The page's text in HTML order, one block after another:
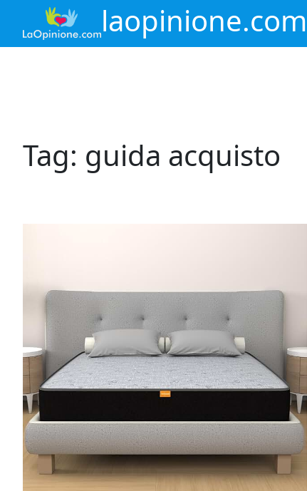
contenuto
laopinione.com
Tag: guida acquisto